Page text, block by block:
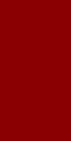
Дијалог меѓу